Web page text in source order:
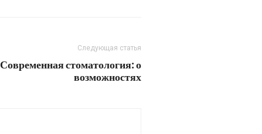
Следующая статья
Современная стоматология: о
возможностях